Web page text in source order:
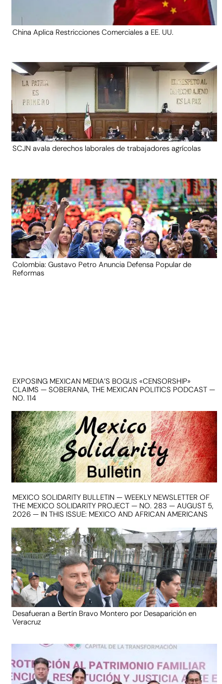
China Aplica Restricciones Comerciales a EE. UU.
SCJN avala derechos laborales de trabajadores agrícolas
Colombia: Gustavo Petro Anuncia Defensa Popular de
Reformas
EXPOSING MEXICAN MEDIA’S BOGUS «CENSORSHIP»
CLAIMS — SOBERANIA, THE MEXICAN POLITICS PODCAST —
NO. 114
MEXICO SOLIDARITY BULLETIN — WEEKLY NEWSLETTER OF
THE MEXICO SOLIDARITY PROJECT — NO. 283 — AUGUST 5,
2026 — IN THIS ISSUE: MEXICO AND AFRICAN AMERICANS
Desafueran a Bertín Bravo Montero por Desaparición en
Veracruz